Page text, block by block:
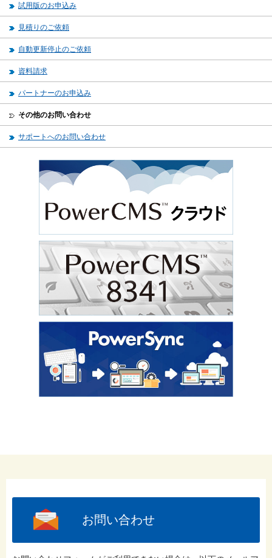
試用版のお申込み
見積りのご依頼
自動更新停止のご依頼
資料請求
パートナーのお申込み
その他のお問い合わせ
サポートへのお問い合わせ
お問い合わせ